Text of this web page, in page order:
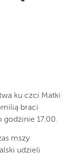
ku czci Matki
braci
godzinie 17.00.
mszy
udzieli